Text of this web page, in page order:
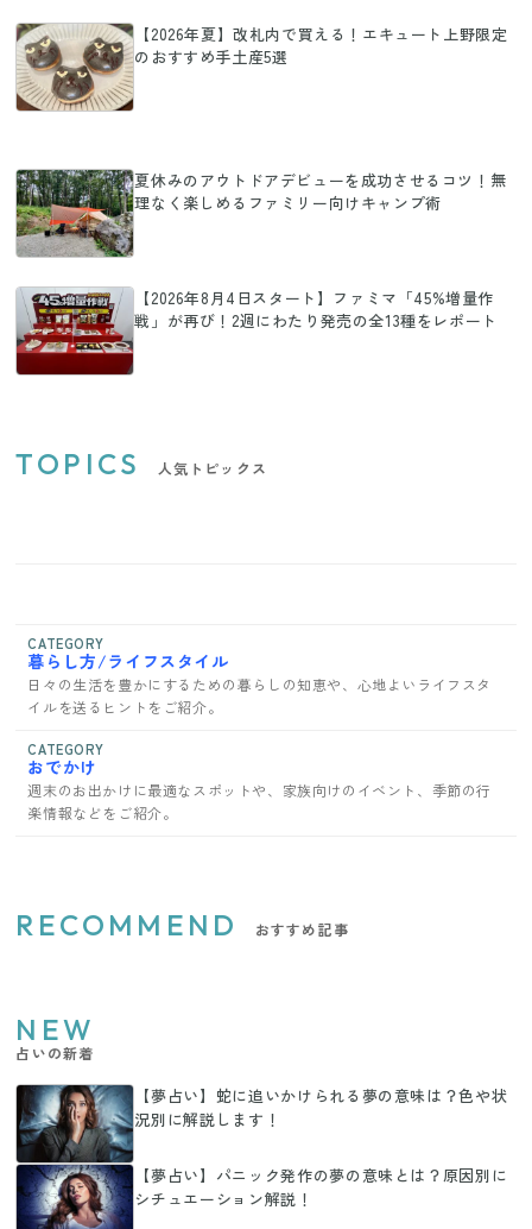
【2026年夏】改札内で買える！エキュート上野限定
のおすすめ手土産5選
夏休みのアウトドアデビューを成功させるコツ！無
理なく楽しめるファミリー向けキャンプ術
【2026年8月4日スタート】ファミマ「45%増量作
戦」が再び！2週にわたり発売の全13種をレポート
TOPICS 人気トピックス
CATEGORY
暮らし方/ライフスタイル
日々の生活を豊かにするための暮らしの知恵や、心地よいライフスタ
イルを送るヒントをご紹介。
CATEGORY
おでかけ
週末のお出かけに最適なスポットや、家族向けのイベント、季節の行
楽情報などをご紹介。
RECOMMEND おすすめ記事
NEW
占いの新着
【夢占い】蛇に追いかけられる夢の意味は？色や状
況別に解説します！
【夢占い】パニック発作の夢の意味とは？原因別に
シチュエーション解説！